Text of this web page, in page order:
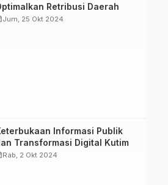
Retribusi Daerah
Jum, 25 Okt 2024
Informasi Publik
Transformasi Digital Kutim
Rab, 2 Okt 2024